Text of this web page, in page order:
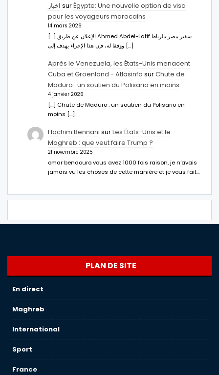
اخبار surÉgypte: Une nouvelle option de visa
pour les voyageurs marocains
14 mars 2026
[…] الإعلان عن طريق Ahmed Abdel-Latifسفير مصر بالرباط.
ووفقا له، فإن هذا الإجراء يهدف إلى […]
Après le Venezuela, les États-Unis menacent
Cuba et Groenland - Atlasinfo surChute de
Maduro : un soutien du Polisario en moins
4 janvier 2026
[…] Chute de Maduro : un soutien du Polisario en
moins […]
Hachim Bennani surLes États-Unis et le
Maghreb : que veut faire Trump ?
21 novembre 2025
omar bendouro vous avez 1000 fois raison, je n'avais
jamais vu les choses de cette manière et je vous fait…
PLAN DE SITE
En direct
Maghreb
International
Sport
France